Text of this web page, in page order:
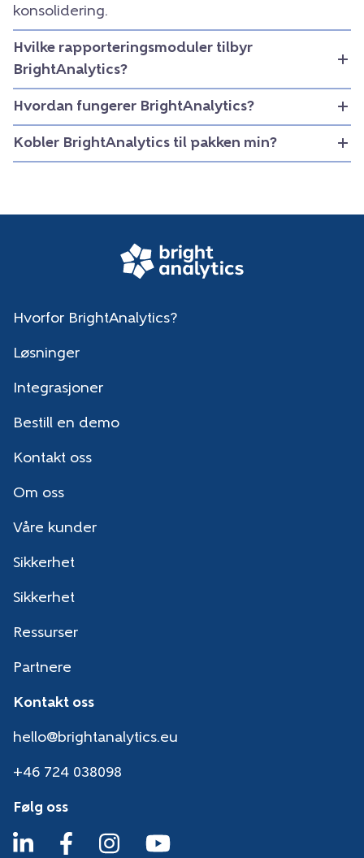
konsolidering.
Hvilke rapporteringsmoduler tilbyr
BrightAnalytics?
Hvordan fungerer BrightAnalytics?
Kobler BrightAnalytics til pakken min?
Hvorfor BrightAnalytics?
Løsninger
Integrasjoner
Bestill en demo
Kontakt oss
Om oss
Våre kunder
Sikkerhet
Sikkerhet
Ressurser
Partnere
Kontakt oss
hello@brightanalytics.eu
+46 724 038098
Følg oss